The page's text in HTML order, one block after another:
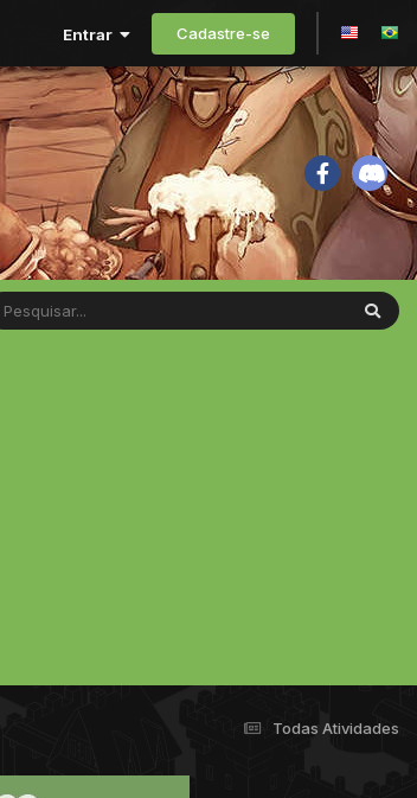
Entrar Cadastre-se
Todas Atividades